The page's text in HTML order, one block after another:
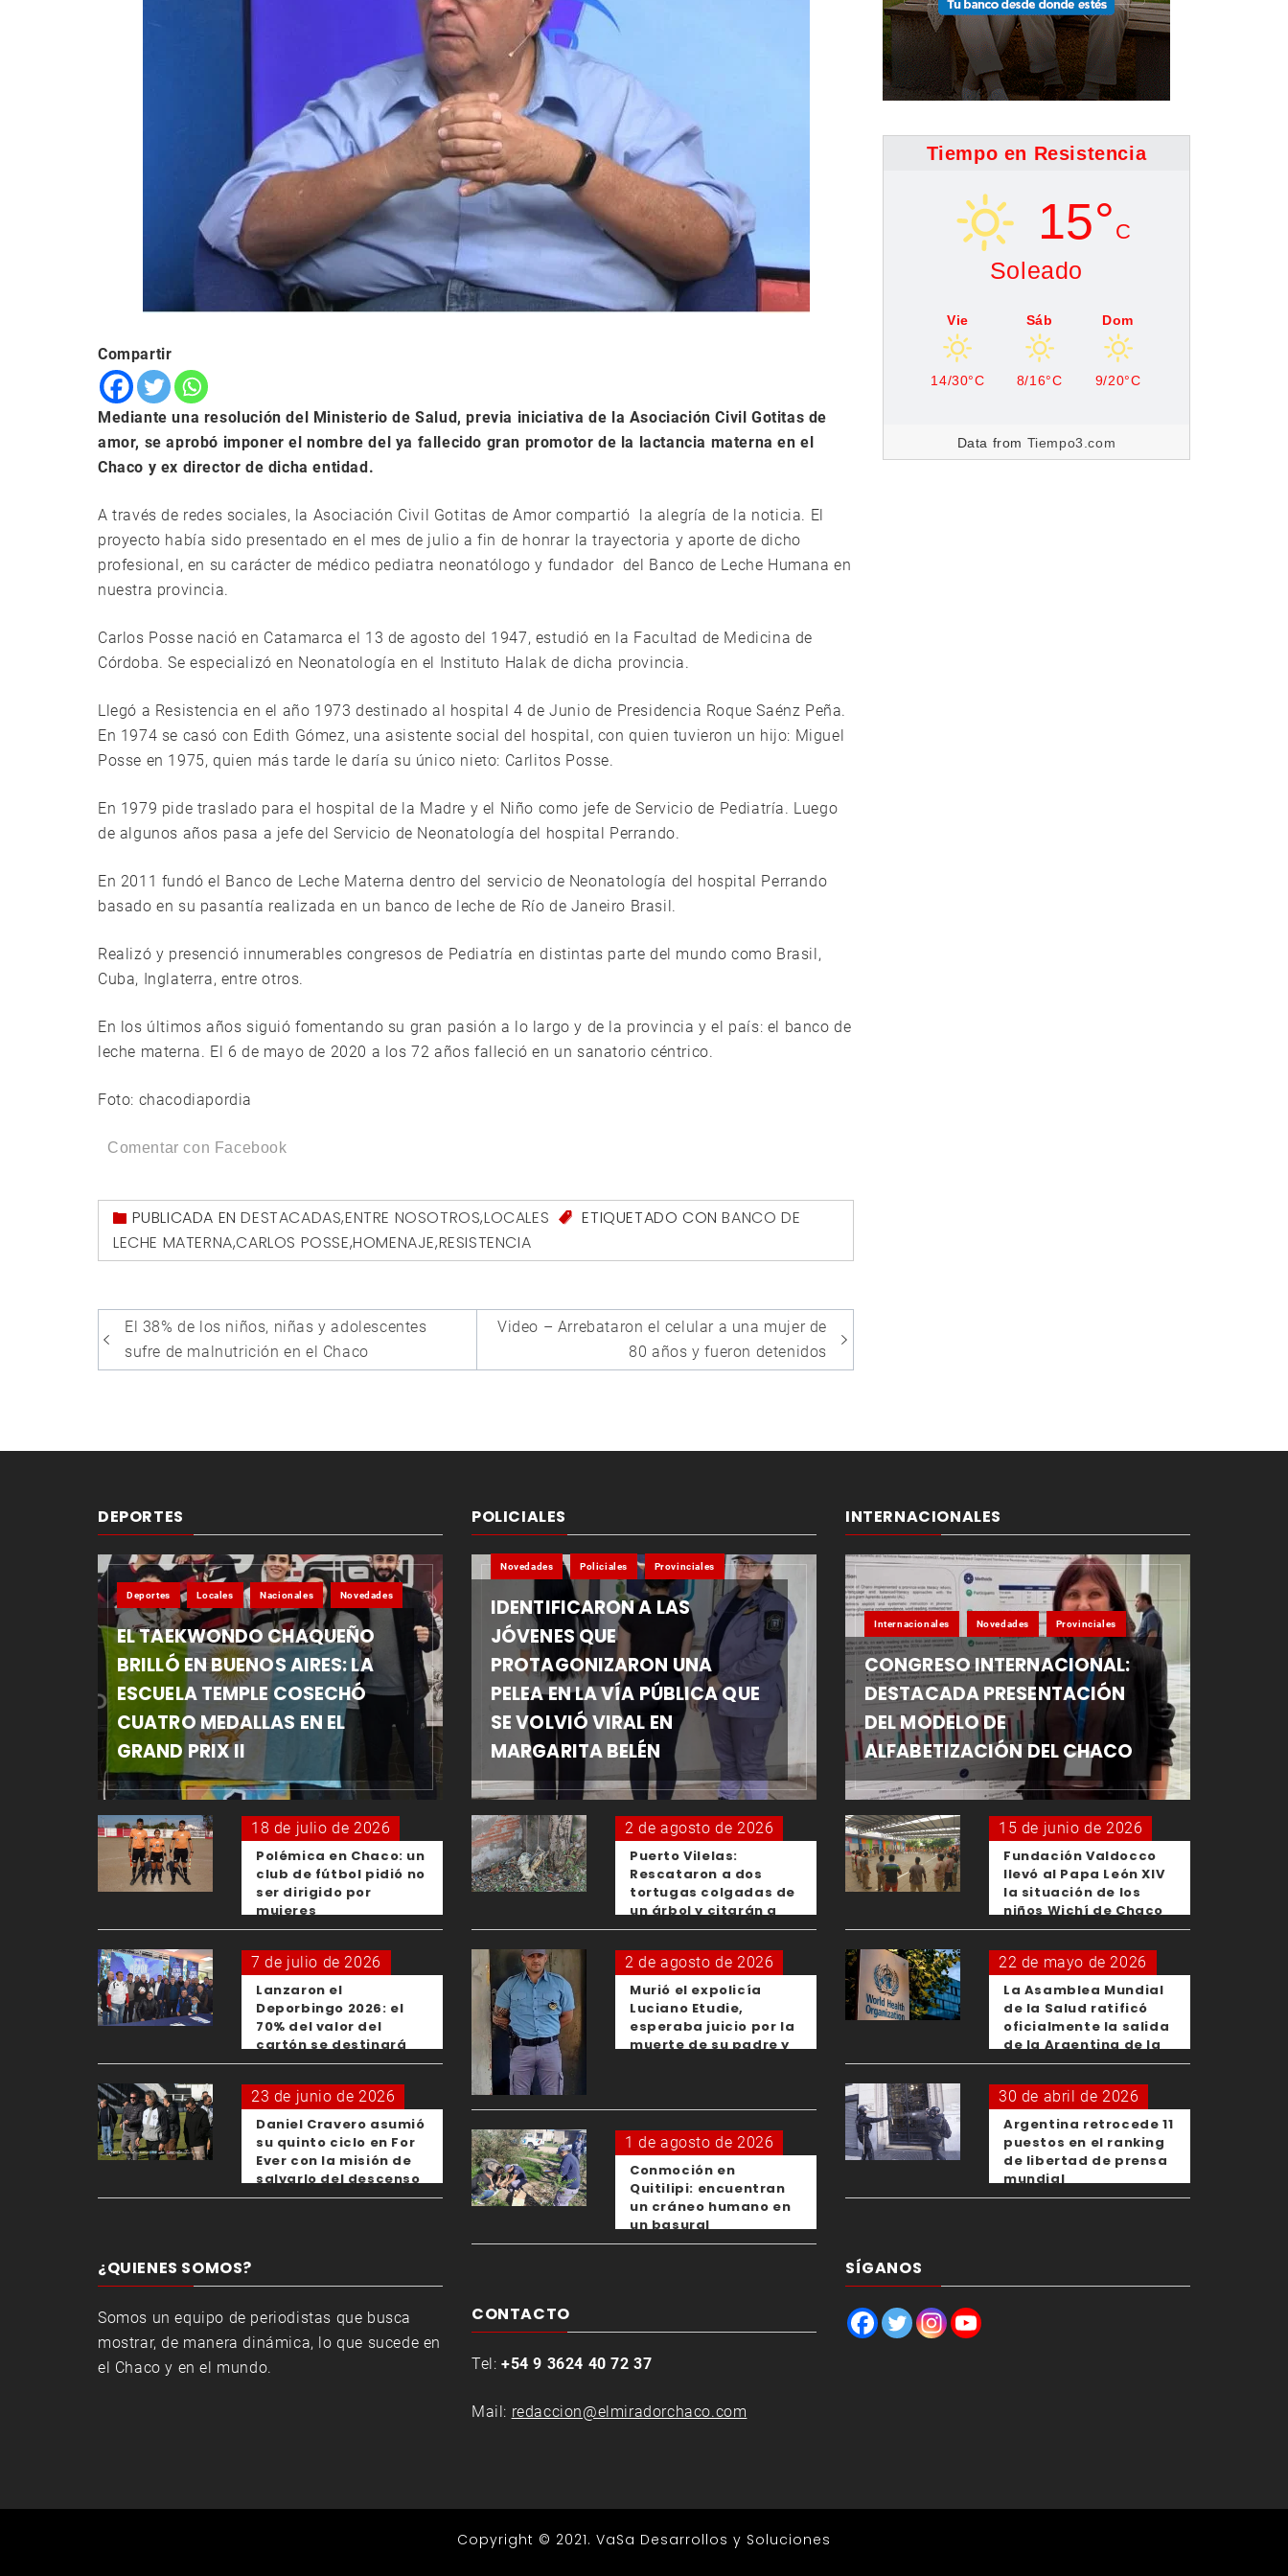
Compartir
Mediante una resolución del Ministerio de Salud, previa iniciativa de la Asociación Civil Gotitas de
amor, se aprobó imponer el nombre del ya fallecido gran promotor de la lactancia materna en el
Chaco y ex director de dicha entidad.
A través de redes sociales, la Asociación Civil Gotitas de Amor compartió la alegría de la noticia. El
proyecto había sido presentado en el mes de julio a fin de honrar la trayectoria y aporte de dicho
profesional, en su carácter de médico pediatra neonatólogo y fundador del Banco de Leche Humana en
nuestra provincia.
Carlos Posse nació en Catamarca el 13 de agosto del 1947, estudió en la Facultad de Medicina de
Córdoba. Se especializó en Neonatología en el Instituto Halak de dicha provincia.
Llegó a Resistencia en el año 1973 destinado al hospital 4 de Junio de Presidencia Roque Saénz Peña.
En 1974 se casó con Edith Gómez, una asistente social del hospital, con quien tuvieron un hijo: Miguel
Posse en 1975, quien más tarde le daría su único nieto: Carlitos Posse.
En 1979 pide traslado para el hospital de la Madre y el Niño como jefe de Servicio de Pediatría. Luego
de algunos años pasa a jefe del Servicio de Neonatología del hospital Perrando.
En 2011 fundó el Banco de Leche Materna dentro del servicio de Neonatología del hospital Perrando
basado en su pasantía realizada en un banco de leche de Río de Janeiro Brasil.
Realizó y presenció innumerables congresos de Pediatría en distintas parte del mundo como Brasil,
Cuba, Inglaterra, entre otros.
En los últimos años siguió fomentando su gran pasión a lo largo y de la provincia y el país: el banco de
leche materna. El 6 de mayo de 2020 a los 72 años falleció en un sanatorio céntrico.
Foto: chacodiapordia
Comentar con Facebook
PUBLICADA ENDESTACADAS,ENTRE NOSOTROS,LOCALES ETIQUETADO CONBANCO DE
LECHE MATERNA,CARLOS POSSE,HOMENAJE,RESISTENCIA
Navegación
de
El 38% de los niños, niñas y adolescentes
sufre de malnutrición en el Chaco
Video – Arrebataron el celular a una mujer de
80 años y fueron detenidos
Tiempo en Resistencia
15° C
Soleado
Vie
14/30°C
Sáb
8/16°C
Dom
9/20°C
Data from Tiempo3.com
DEPORTES
Deportes Locales Nacionales Novedades
EL TAEKWONDO CHAQUEÑO
BRILLÓ EN BUENOS AIRES: LA
ESCUELA TEMPLE COSECHÓ
CUATRO MEDALLAS EN EL
GRAND PRIX II
18 de julio de 2026
Polémica en Chaco: un
club de fútbol pidió no
ser dirigido por
mujeres
7 de julio de 2026
Lanzaron el
Deporbingo 2026: el
70% del valor del
cartón se destinará
para los clubes
23 de junio de 2026
Daniel Cravero asumió
su quinto ciclo en For
Ever con la misión de
salvarlo del descenso
¿QUIENES SOMOS?
Somos un equipo de periodistas que busca
mostrar, de manera dinámica, lo que sucede en
el Chaco y en el mundo.
POLICIALES
Novedades Policiales Provinciales
IDENTIFICARON A LAS
JÓVENES QUE
PROTAGONIZARON UNA
PELEA EN LA VÍA PÚBLICA QUE
SE VOLVIÓ VIRAL EN
MARGARITA BELÉN
2 de agosto de 2026
Puerto Vilelas:
Rescataron a dos
tortugas colgadas de
un árbol y citarán a
los padres de los
menores responsables
2 de agosto de 2026
Murió el expolicía
Luciano Etudie,
esperaba juicio por la
muerte de su padre y
1 de agosto de 2026
Conmoción en
Quitilipi: encuentran
un cráneo humano en
un basural
CONTACTO
Tel: +54 9 3624 40 72 37
Mail: redaccion@elmiradorchaco.com
INTERNACIONALES
Internacionales Novedades Provinciales
CONGRESO INTERNACIONAL:
DESTACADA PRESENTACIÓN
DEL MODELO DE
ALFABETIZACIÓN DEL CHACO
15 de junio de 2026
Fundación Valdocco
llevó al Papa León XIV
la situación de los
niños Wichí de Chaco
22 de mayo de 2026
La Asamblea Mundial
de la Salud ratificó
oficialmente la salida
de la Argentina de la
OMS
30 de abril de 2026
Argentina retrocede 11
puestos en el ranking
de libertad de prensa
mundial
SÍGANOS
Copyright © 2021. VaSa Desarrollos y Soluciones